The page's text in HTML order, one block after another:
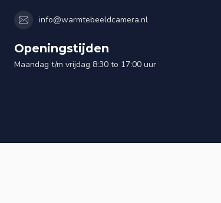
info@warmtebeeldcamera.nl
Openingstijden
Maandag t/m vrijdag 8:30 to 17:00 uur